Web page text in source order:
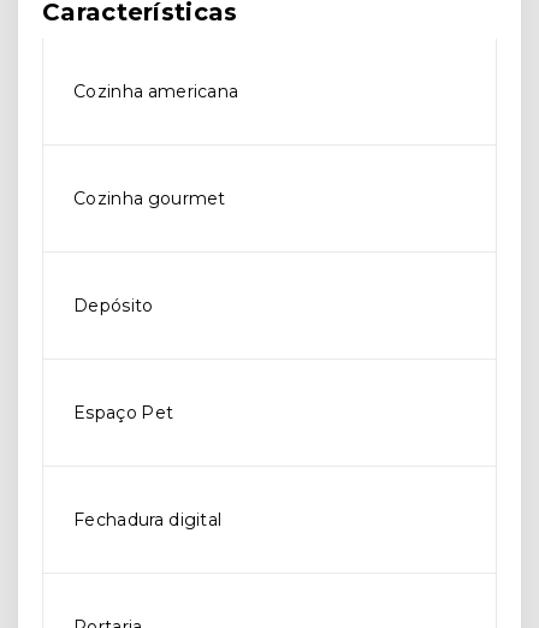
Características
Cozinha americana
Cozinha gourmet
Depósito
Espaço Pet
Fechadura digital